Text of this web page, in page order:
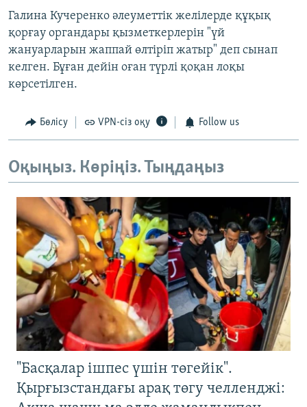
Галина Кучеренко әлеуметтік желілерде құқық
қорғау органдары қызметкерлерін "үй
жануарларын жаппай өлтіріп жатыр" деп сынап
келген. Бұған дейін оған түрлі қоқан лоқы
көрсетілген.
Бөлісу VPN-сіз оқу Follow us
Оқыңыз. Көріңіз. Тыңдаңыз
"Басқалар ішпес үшін төгейік".
Қырғызстандағы арақ төгу челленджі: